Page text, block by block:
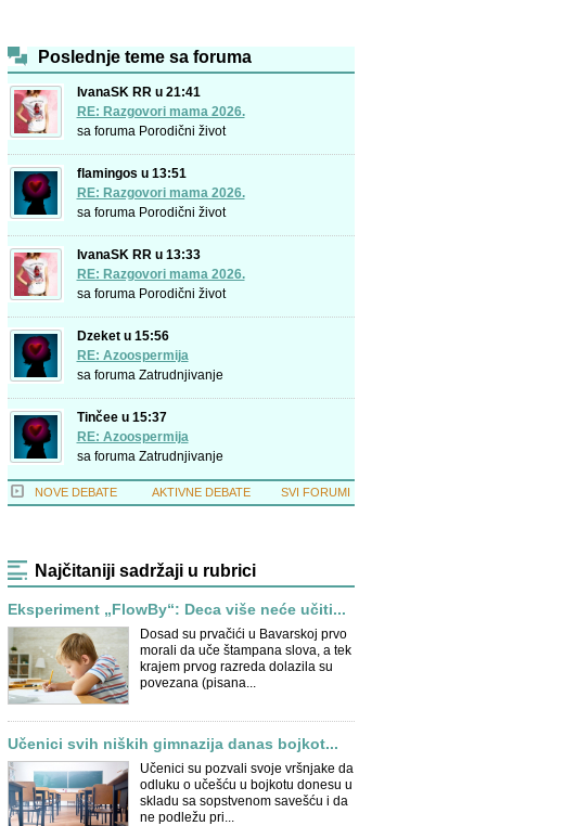
Poslednje teme sa foruma
IvanaSK RR u 21:41
RE: Razgovori mama 2026.
sa foruma Porodični život
flamingos u 13:51
RE: Razgovori mama 2026.
sa foruma Porodični život
IvanaSK RR u 13:33
RE: Razgovori mama 2026.
sa foruma Porodični život
Dzeket u 15:56
RE: Azoospermija
sa foruma Zatrudnjivanje
Tinčee u 15:37
RE: Azoospermija
sa foruma Zatrudnjivanje
NOVE DEBATE AKTIVNE DEBATE SVI FORUMI
Najčitaniji sadržaji u rubrici
Eksperiment „FlowBy“: Deca više neće učiti...
Dosad su prvačići u Bavarskoj prvo
morali da uče štampana slova, a tek
krajem prvog razreda dolazila su
povezana (pisana...
Učenici svih niških gimnazija danas bojkot...
Učenici su pozvali svoje vršnjake da
odluku o učešću u bojkotu donesu u
skladu sa sopstvenom savešću i da
ne podležu pri...